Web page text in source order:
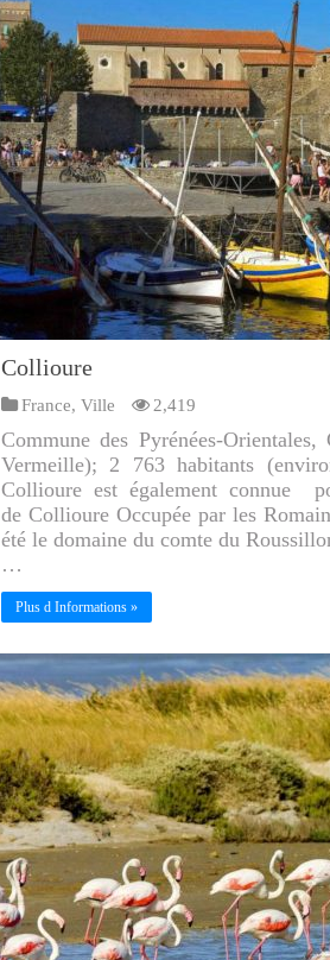
Collioure
France, Ville 2,419
Commune des Pyrénées-
Vermeille); 2 763 habitants
Collioure est également connue
de Collioure Occupée par les
été le domaine du comte du
…
Plus d Informations »